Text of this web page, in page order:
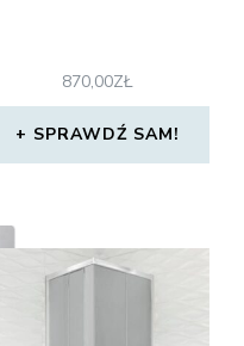
870,00ZŁ
SPRAWDŹ SAM!